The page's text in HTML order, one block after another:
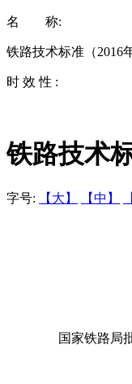
名 称:
铁路技术标准（2016
时 效 性 :
铁路技术
字号: 【大】 【中】
国家铁路局批准